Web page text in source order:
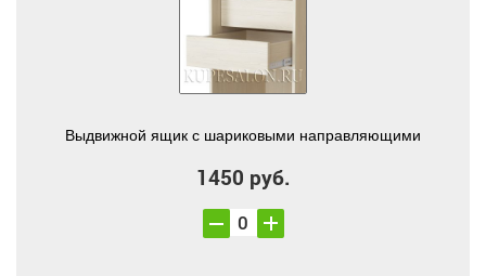
Выдвижной ящик с шариковыми направляющими
1450 руб.